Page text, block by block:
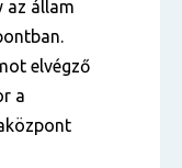
az állam
elvégző
a